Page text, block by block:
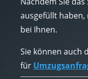
ausgefüllt
bei Ihnen.
Sie können auch
für